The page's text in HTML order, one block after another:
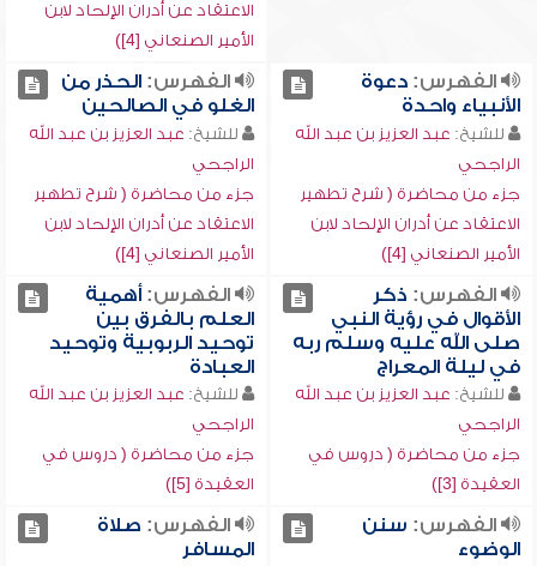
الاعتقاد عن أدران الإلحاد لابن
الأمير الصنعاني [4])
الفهرس:دعوة
الأنبياء واحدة
للشيخ: عبد العزيز بن عبد الله
الراجحي
جزء من محاضرة ( شرح تطهير
الاعتقاد عن أدران الإلحاد لابن
الأمير الصنعاني [4])
الفهرس:الحذر من
الغلو في الصالحين
للشيخ: عبد العزيز بن عبد الله
الراجحي
جزء من محاضرة ( شرح تطهير
الاعتقاد عن أدران الإلحاد لابن
الأمير الصنعاني [4])
الفهرس: ذكر
الأقوال في رؤية النبي
صلى الله عليه وسلم ربه
في ليلة المعراج
للشيخ: عبد العزيز بن عبد الله
الراجحي
جزء من محاضرة ( دروس في
العقيدة [3])
الفهرس:أهمية
العلم بالفرق بين
توحيد الربوبية وتوحيد
العبادة
للشيخ: عبد العزيز بن عبد الله
الراجحي
جزء من محاضرة ( دروس في
العقيدة [5])
الفهرس: سنن
الوضوء
الفهرس: صلاة
المسافر